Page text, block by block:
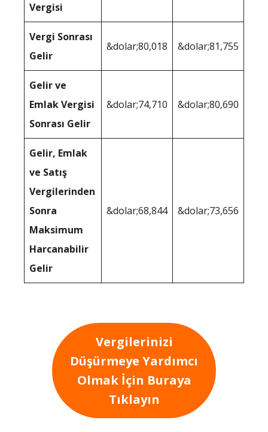
Vergisi
Vergi Sonrası
Gelir
&dolar;80,018 &dolar;81,755
Gelir ve
Emlak Vergisi
Sonrası Gelir
&dolar;74,710 &dolar;80,690
Gelir, Emlak
ve Satış
Vergilerinden
Sonra
Maksimum
Harcanabilir
Gelir
&dolar;68,844 &dolar;73,656
Vergilerinizi
Düşürmeye Yardımcı
Olmak İçin Buraya
Tıklayın